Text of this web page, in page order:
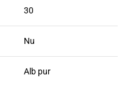
30
Nu
Alb pur